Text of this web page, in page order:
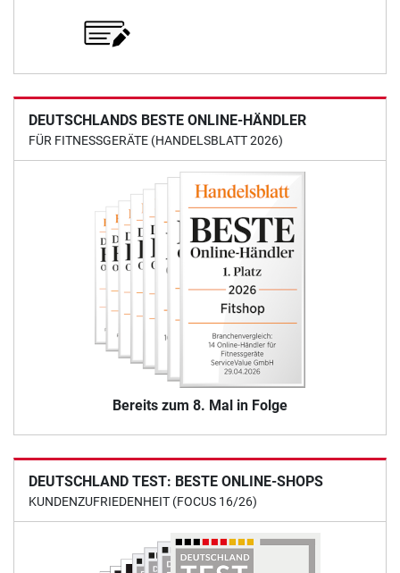
DEUTSCHLANDS BESTE ONLINE-HÄNDLER
FÜR FITNESSGERÄTE (HANDELSBLATT 2026)
Bereits zum 8. Mal in Folge
DEUTSCHLAND TEST: BESTE ONLINE-SHOPS
KUNDENZUFRIEDENHEIT (FOCUS 16/26)